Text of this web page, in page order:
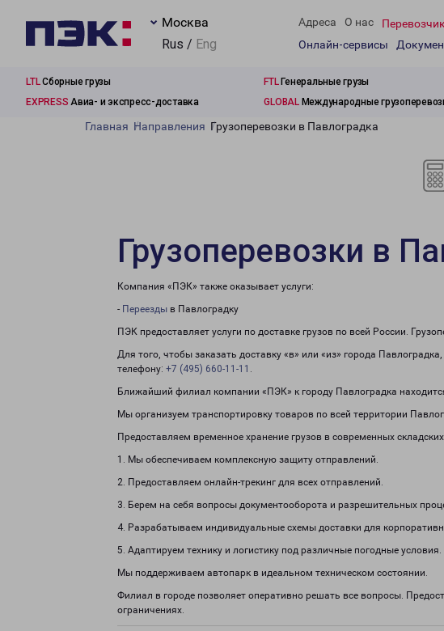
Москва
Rus / Eng
Адреса О нас
Онлайн-сервисы
LTLСборные грузы FTLГенеральные грузы
EXPRESS Авиа- и экспресс-доставка GLOBALМеждународные
Главная Направления Грузоперевозки в Павлоградка
Грузоперевозки в
Компания «ПЭК» также оказывает услуги:
- Переезды в Павлоградку
ПЭК предоставляет услуги по доставке грузов по всей России.
Для того, чтобы заказать доставку «в» или «из» города
телефону: +7 (495) 660-11-11 .
Ближайший филиал компании «ПЭК» к городу Павлоградка
Мы организуем транспортировку товаров по всей территории
Предоставляем временное хранение грузов в современных
1. Мы обеспечиваем комплексную защиту отправлений.
2. Предоставляем онлайн-трекинг для всех отправлений.
3. Берем на себя вопросы документооборота и разрешительных
4. Разрабатываем индивидуальные схемы доставки для
5. Адаптируем технику и логистику под различные погодные условия.
Мы поддерживаем автопарк в идеальном техническом состоянии.
Филиал в городе позволяет оперативно решать все вопросы.
ограничениях.